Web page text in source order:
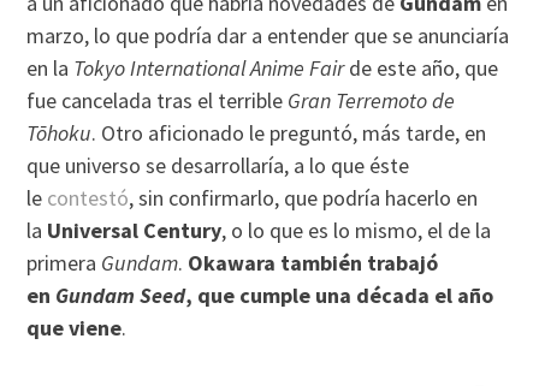
marzo, lo que podría dar a entender que se anunciaría
en la Tokyo International Anime Fairde este año, que
fue cancelada tras el terrible Gran Terremoto de
Tōhoku. Otro aficionado le preguntó, más tarde, en
que universo se desarrollaría, a lo que éste
le contestó, sin confirmarlo, que podría hacerlo en
la Universal Century, o lo que es lo mismo, el de la
primera Gundam. Okawara también trabajó
en Gundam Seed, que cumple una década el año
que viene.